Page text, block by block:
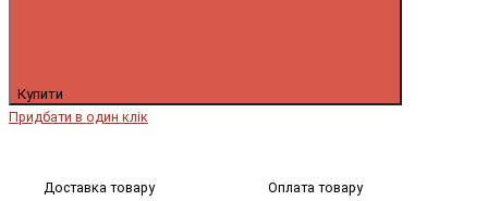
Купити
Придбати в один клік
Доставка товару
Оплата товару